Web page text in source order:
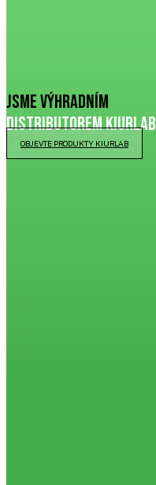
JSme výhradním
distributorem Kiurlab
OBJEVTE PRODUKTY KIURLAB